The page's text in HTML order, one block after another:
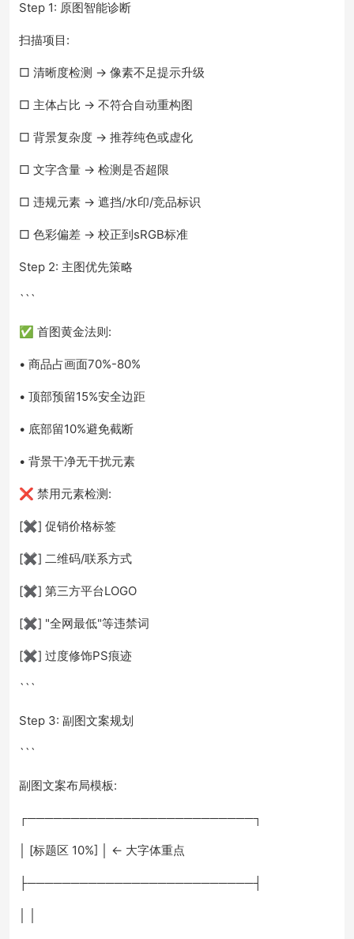
Step 1: 原图智能诊断
扫描项目:
□ 清晰度检测 → 像素不足提示升级
□ 主体占比 → 不符合自动重构图
□ 背景复杂度 → 推荐纯色或虚化
□ 文字含量 → 检测是否超限
□ 违规元素 → 遮挡/水印/竞品标识
□ 色彩偏差 → 校正到sRGB标准
Step 2: 主图优先策略
```
✅ 首图黄金法则:
• 商品占画面70%-80%
• 顶部预留15%安全边距
• 底部留10%避免截断
• 背景干净无干扰元素
❌ 禁用元素检测:
[✖] 促销价格标签
[✖] 二维码/联系方式
[✖] 第三方平台LOGO
[✖] "全网最低"等违禁词
[✖] 过度修饰PS痕迹
```
Step 3: 副图文案规划
```
副图文案布局模板:
┌──────────────────────────┐
│ [标题区 10%] │ ← 大字体重点
├──────────────────────────┤